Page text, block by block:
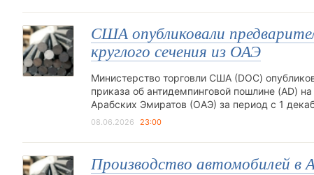
США опубликовали
круглого сечения из ОАЭ
Министерство торговли США (DOC)
приказа об антидемпинговой пошлине (AD)
Арабских Эмиратов (ОАЭ) за период с 1
08.06.2026 23:00
Производство автомобилей в